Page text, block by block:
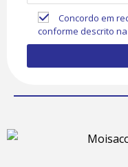
Concordo em
conforme descrito